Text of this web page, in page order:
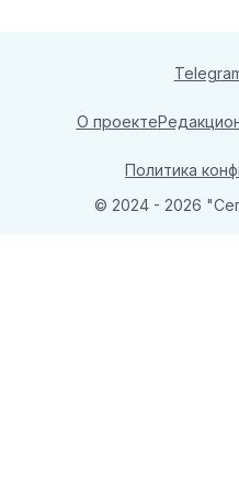
О проекте
Политика
© 2024 - 2026